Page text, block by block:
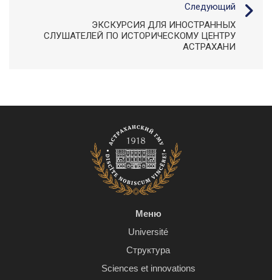
Следующий
ЭКСКУРСИЯ ДЛЯ ИНОСТРАННЫХ
СЛУШАТЕЛЕЙ ПО ИСТОРИЧЕСКОМУ ЦЕНТРУ
АСТРАХАНИ
Меню
Université
Структура
Sciences et innovations